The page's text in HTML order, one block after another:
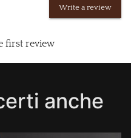
Write a review
first review
anche